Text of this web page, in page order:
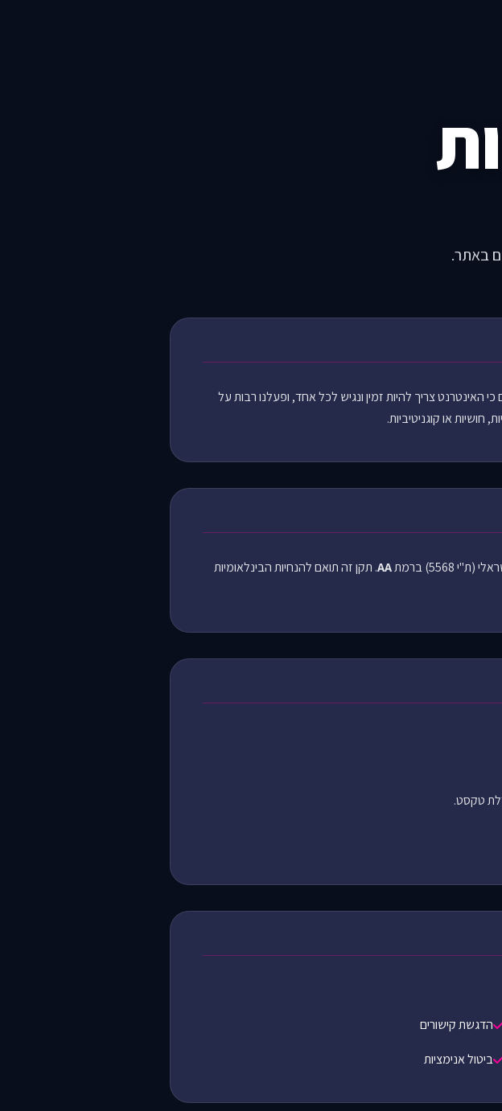
באתר.
האינטרנט צריך להיות זמין ונגיש לכל אחד, ופעלנו רבות על
או קוגניטיביות.
ברמת AA. תקן זה תואם להנחיות הבינלאומיות
טקסט.
הדגשת קישורים
ביטול אנימציות